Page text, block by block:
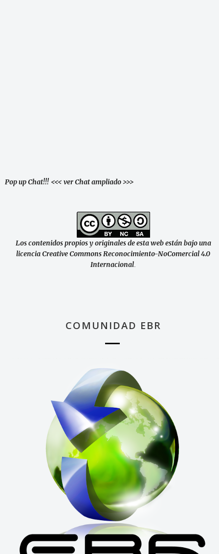
Pop up Chat!!! <<< ver Chat ampliado >>>
Los contenidos propios y originales de esta web están bajo una
licencia Creative Commons Reconocimiento-NoComercial 4.0
Internacional
COMUNIDAD EBR